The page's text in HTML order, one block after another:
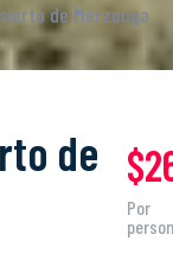
de Merzouga
de
Por